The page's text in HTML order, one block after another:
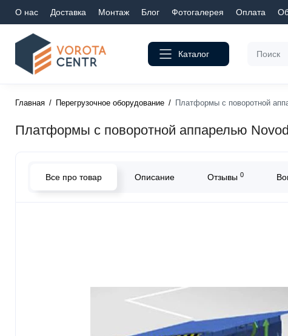
О нас Доставка Монтаж Блог Фотогалерея Оплата
Каталог
Главная Перегрузочное оборудование Платформы с поворотной
Платформы с поворотной аппарелью
Все про товар Описание Отзывы 0